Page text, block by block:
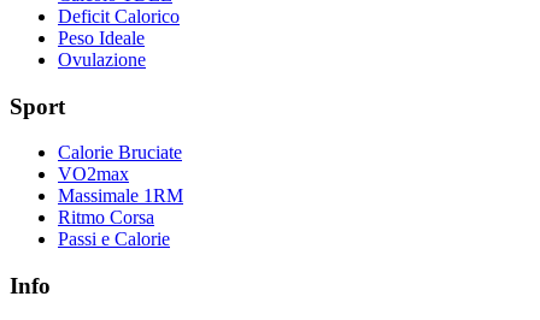
Deficit Calorico
Peso Ideale
Ovulazione
Sport
Calorie Bruciate
VO2max
Massimale 1RM
Ritmo Corsa
Passi e Calorie
Info